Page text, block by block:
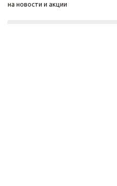
на новости и акции